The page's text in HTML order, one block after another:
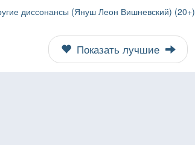
диссонансы (Януш Леон Вишневский) (20+)
Показать лучшие